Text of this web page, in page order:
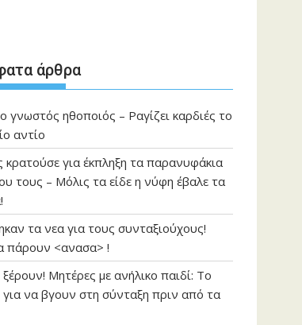
άρθρα
γνωστός ηθοποιός – Ραγίζει καρδιές το
αντίο
κρατούσε για έκπληξη τα παρανυφάκια
τους – Μόλις τα είδε η νύφη έβαλε τα
τα νεα για τους συνταξιούχους!
πάρουν <ανασα> !
ξέρουν! Μητέρες με ανήλικο παιδί: Το
για να βγουν στη σύνταξη πριν από τα